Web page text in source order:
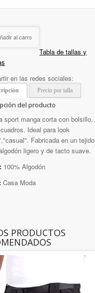
al carro
Tabla de tallas y
en las redes sociales:
Precio por talla
del producto
sport manga corta con bolsillo.
Ideal para look
Fabricada en un tejido
ligero y de tacto suave.
100% Algodón
Casa Moda
PRODUCTOS